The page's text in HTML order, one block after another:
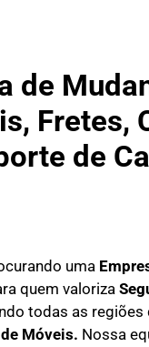
de
Fretes,
de
uma E
quem valoriza S
todas as
Móveis. Nossa